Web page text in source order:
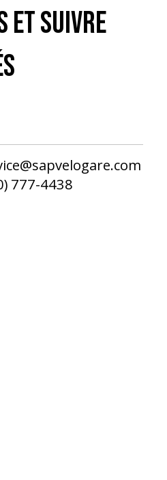
ET SUIVRE
777-4438